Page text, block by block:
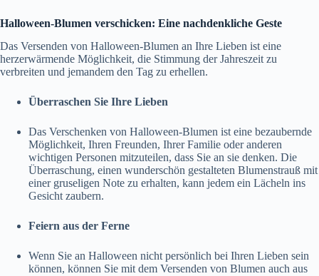
Halloween-Blumen verschicken: Eine nachdenkliche Geste
Das Versenden von Halloween-Blumen an Ihre Lieben ist eine
herzerwärmende Möglichkeit, die Stimmung der Jahreszeit zu
verbreiten und jemandem den Tag zu erhellen.
Überraschen Sie Ihre Lieben
Das Verschenken von Halloween-Blumen ist eine bezaubernde
Möglichkeit, Ihren Freunden, Ihrer Familie oder anderen
wichtigen Personen mitzuteilen, dass Sie an sie denken. Die
Überraschung, einen wunderschön gestalteten Blumenstrauß mit
einer gruseligen Note zu erhalten, kann jedem ein Lächeln ins
Gesicht zaubern.
Feiern aus der Ferne
Wenn Sie an Halloween nicht persönlich bei Ihren Lieben sein
können, können Sie mit dem Versenden von Blumen auch aus